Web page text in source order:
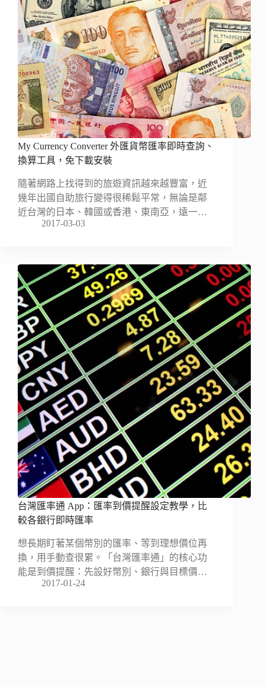
My Currency Converter 外匯貨幣匯率即時查詢、
換算工具，免下載安裝
隨著網路上找得到的旅遊資訊越來越豐富，近
幾年出國自助旅行變得很稀鬆平常，無論是鄰
近台灣的日本、韓國或香港、東南亞，遠一…
2017-03-03
台灣匯率通 App：匯率到價提醒設定教學，比
較各銀行即時匯率
想長期盯著某個幣別的匯率、等到理想價位再
換，用手動查很累。「台灣匯率通」的核心功
能是到價提醒：先設好幣別、銀行與目標價…
2017-01-24